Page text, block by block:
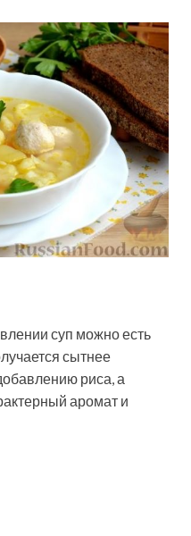
суп можно есть
сытнее
риса, а
аромат и